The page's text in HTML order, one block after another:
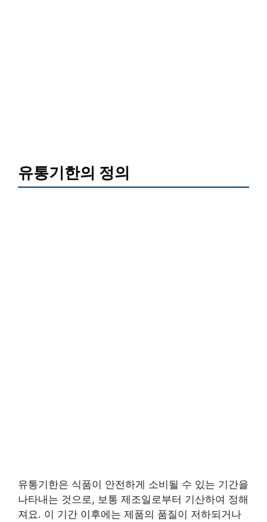
유통기한의 정의
유통기한은 식품이 안전하게 소비될 수 있는 기간을
나타내는 것으로, 보통 제조일로부터 기산하여 정해
져요. 이 기간 이후에는 제품의 품질이 저하되거나